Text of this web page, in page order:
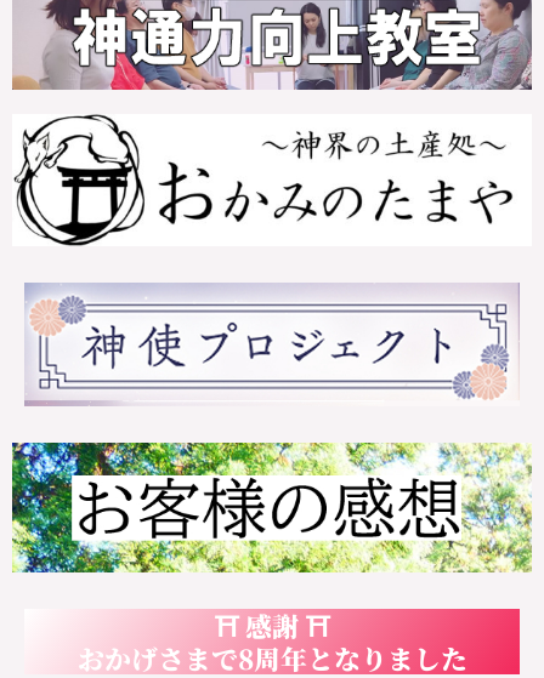
⛩ 感謝 ⛩
おかげさまで8周年となりました